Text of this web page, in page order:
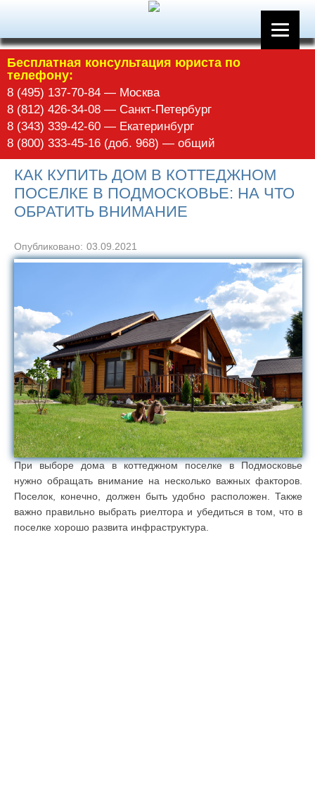
Бесплатная консультация юриста по
телефону:
8 (495) 137-70-84 — Москва
8 (812) 426-34-08 — Санкт-Петербург
8 (343) 339-42-60 — Екатеринбург
8 (800) 333-45-16 (доб. 968) — общий
КАК КУПИТЬ ДОМ В КОТТЕДЖНОМ
ПОСЕЛКЕ В ПОДМОСКОВЬЕ: НА ЧТО
ОБРАТИТЬ ВНИМАНИЕ
Опубликовано: 03.09.2021
При выборе дома в коттеджном поселке в Подмосковье
нужно обращать внимание на несколько важных факторов.
Поселок, конечно, должен быть удобно расположен. Также
важно правильно выбрать риелтора и убедиться в том, что в
поселке хорошо развита инфраструктура.